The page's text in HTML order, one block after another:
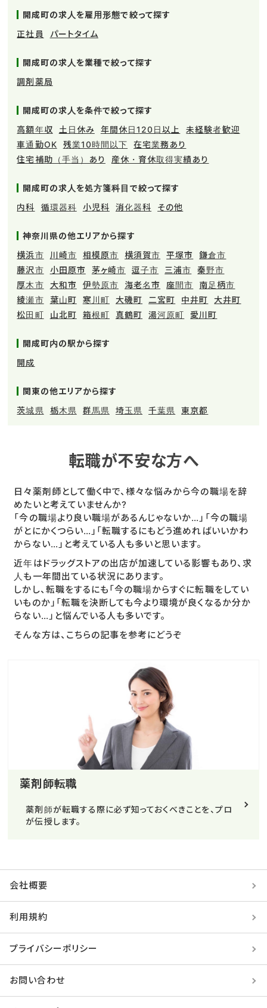
関・薬局数は、一般診療所が16軒、病院が1軒、薬局が11
軒、訪問薬局が1軒、在宅療養支援診療所が6軒となっていま
す。全国平均施設数(人口10万人あたり)と比べてみると、神奈
回っています。一方で、一般診療所・薬局・訪問薬局・在宅療
いる状況です。
師が約129人、歯科医師が約82人、薬剤師が約159人です
下回っていますが、歯科医師・薬剤師の人数は全国平均を上回
っています。
需要予測指数」が全国平均よりも高くなっています。そのため、
ています。
る求人情報もそろっているので、小さな子どもを育てている薬剤
方は、ぜひ開成町の求人もご覧ください！
開成町の求人を雇用形態で絞って探す
正社員
パートタイム
開成町の求人を業種で絞って探す
調剤薬局
開成町の求人を条件で絞って探す
高額年収
土日休み 年間休日120日以上
未経験者歓迎
車通勤OK
残業10時間以下
在宅業務あり
住宅補助（手当）あり
産休・育休取得実績あり
開成町の求人を処方箋科目で絞って探す
内科
循環器科 小児科 消化器科 その他
神奈川県の他エリアから探す
横浜市
川崎市 相模原市 横須賀市 平塚市
鎌倉市
藤沢市
小田原市 茅ヶ崎市 逗子市 三浦市
秦野市
厚木市
大和市 伊勢原市 海老名市 座間市
南足柄市
綾瀬市
葉山町 寒川町 大磯町 二宮町 中井町
大井町
松田町
山北町 箱根町 真鶴町 湯河原町 愛川町
開成町内の駅から探す
開成
関東の他エリアから探す
茨城県
栃木県 群馬県 埼玉県 千葉県 東京都
転職が不安な方へ
日々薬剤師として働く中で、様々な悩みから今の職場を辞
めたいと考えていませんか?
「今の職場より良い職場があるんじゃないか…」「今の職場
がとにかくつらい…」「転職するにもどう進めればいいかわ
からない…」と考えている人も多いと思います。
近年はドラッグストアの出店が加速している影響もあり、求
人も一年間出ている状況にあります。
しかし、転職をするにも「今の職場からすぐに転職をしてい
いものか」「転職を決断しても今より環境が良くなるか分か
らない…」と悩んでいる人も多いです。
そんな方は、こちらの記事を参考にどうぞ
薬剤師転職
薬剤師が転職する際に必ず知っておくべきことを、プロ
が伝授します。
会社概要
利用規約
プライバシーポリシー
お問い合わせ